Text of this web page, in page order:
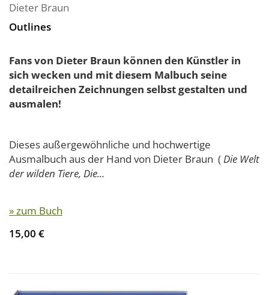
Dieter Braun
Outlines
Fans von Dieter Braun können den Künstler in
sich wecken und mit diesem Malbuch seine
detailreichen Zeichnungen selbst gestalten und
ausmalen!
Dieses außergewöhnliche und hochwertige
Ausmalbuch aus der Hand von Dieter Braun (Die Welt
der wilden Tiere, Die...
» zum Buch
15,00 €